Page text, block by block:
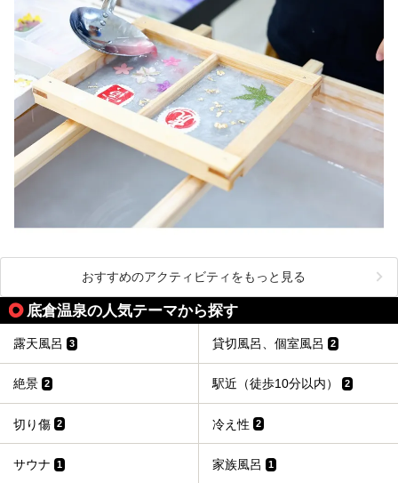
───
提供元：株式会社西武・プリンスホテルズワールドワイド
【PR】
この記事は箱根 芦ノ湖畔蛸川温泉 龍宮殿のPR記事です。
おすすめのアクティビティをもっと見る
底倉温泉の人気テーマから探す
露天風呂 3 貸切風呂、個室風呂 2
絶景 2 駅近（徒歩10分以内） 2
切り傷 2 冷え性 2
サウナ 1 家族風呂 1